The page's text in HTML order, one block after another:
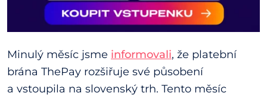
Minulý měsíc jsme informovali, že platební
brána ThePay rozšiřuje své působení
a vstoupila na slovenský trh. Tento měsíc